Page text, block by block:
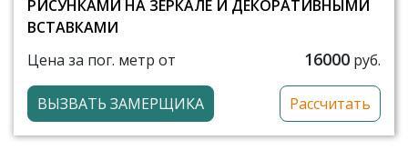
РИСУНКАМИ НА ЗЕРКАЛЕ И ДЕКОРАТИВНЫМИ
ВСТАВКАМИ
Цена за пог. метр от
16000 руб.
ВЫЗВАТЬ ЗАМЕРЩИКА Рассчитать